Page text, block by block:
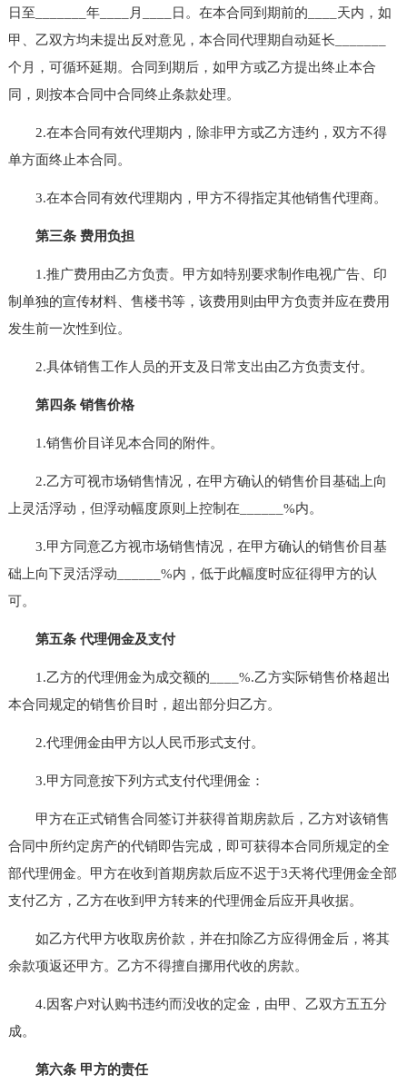
日至_______年____月____日。在本合同到期前的____天内，如
甲、乙双方均未提出反对意见，本合同代理期自动延长_______
个月，可循环延期。合同到期后，如甲方或乙方提出终止本合
同，则按本合同中合同终止条款处理。
2.在本合同有效代理期内，除非甲方或乙方违约，双方不得
单方面终止本合同。
3.在本合同有效代理期内，甲方不得指定其他销售代理商。
第三条 费用负担
1.推广费用由乙方负责。甲方如特别要求制作电视广告、印
制单独的宣传材料、售楼书等，该费用则由甲方负责并应在费用
发生前一次性到位。
2.具体销售工作人员的开支及日常支出由乙方负责支付。
第四条 销售价格
1.销售价目详见本合同的附件。
2.乙方可视市场销售情况，在甲方确认的销售价目基础上向
上灵活浮动，但浮动幅度原则上控制在______%内。
3.甲方同意乙方视市场销售情况，在甲方确认的销售价目基
础上向下灵活浮动______%内，低于此幅度时应征得甲方的认
可。
第五条 代理佣金及支付
1.乙方的代理佣金为成交额的____%.乙方实际销售价格超出
本合同规定的销售价目时，超出部分归乙方。
2.代理佣金由甲方以人民币形式支付。
3.甲方同意按下列方式支付代理佣金：
甲方在正式销售合同签订并获得首期房款后，乙方对该销售
合同中所约定房产的代销即告完成，即可获得本合同所规定的全
部代理佣金。甲方在收到首期房款后应不迟于3天将代理佣金全部
支付乙方，乙方在收到甲方转来的代理佣金后应开具收据。
如乙方代甲方收取房价款，并在扣除乙方应得佣金后，将其
余款项返还甲方。乙方不得擅自挪用代收的房款。
4.因客户对认购书违约而没收的定金，由甲、乙双方五五分
成。
第六条 甲方的责任